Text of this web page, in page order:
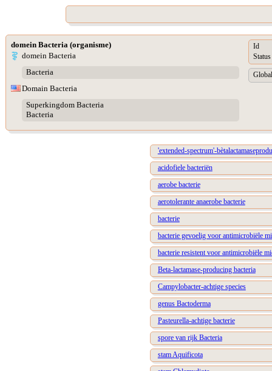
domein Bacteria (organisme)
domein Bacteria
Bacteria
Domain Bacteria
Superkingdom Bacteria
Bacteria
Id
Status
'extended-spectrum'-
acidofiele bacteriën
aerobe bacterie
aerotolerante anaerobe bacterie
bacterie
bacterie gevoelig voor antimicrobiële
bacterie resistent voor antimicrobiële
Beta-lactamase-producing bacteria
Campylobacter-achtige species
genus Bactoderma
Pasteurella-achtige bacterie
spore van rijk Bacteria
stam Aquificota